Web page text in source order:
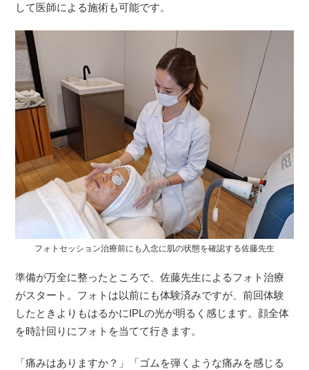
して医師による施術も可能です。
フォトセッション治療前にも入念に肌の状態を確認する佐藤先生
準備が万全に整ったところで、佐藤先生によるフォト治療
がスタート。フォトは以前にも体験済みですが、前回体験
したときよりもはるかにIPLの光が明るく感じます。顔全体
を時計回りにフォトを当てて行きます。
「痛みはありますか？」「ゴムを弾くような痛みを感じる